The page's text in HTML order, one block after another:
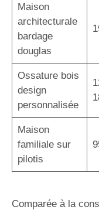
Maison
architecturale
bardage
douglas
Ossature bois
design
personnalisée
Maison
familiale sur
pilotis
Comparée à la